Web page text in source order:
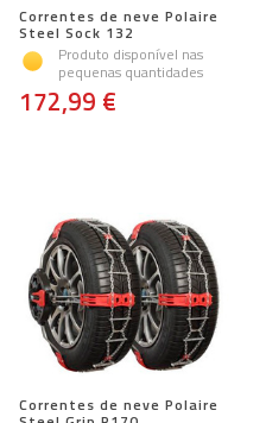
Correntes de neve Polaire
Steel Sock 132
Produto disponível nas
pequenas quantidades
172,99 €
Correntes de neve Polaire